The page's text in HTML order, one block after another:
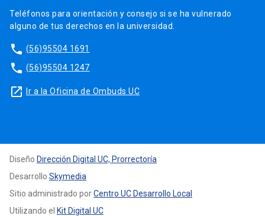
Teléfonos para orientación y consejo si se ha vulnerado
alguno de tus derechos en la universidad.
phone (56)95504 1691
phone (56)95504 1247
launch Ir a la Oficina de Ombuds UC
Diseño Dirección Digital UC, Prorrectoría
Desarrollo Skymedia
Sitio administrado porCentro UC Desarrollo Local
Utilizando el Kit Digital UC